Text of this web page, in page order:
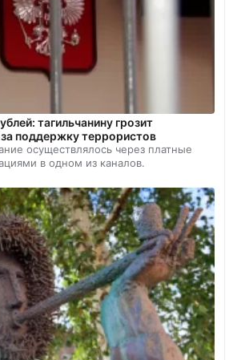
тагильчанину грозит
поддержку террористов
осуществлялось через платные
в одном из каналов.